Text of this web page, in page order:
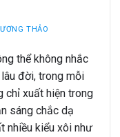
THẢO
thể không nhắc
đời, trong mỗi
chỉ xuất hiện trong
sáng chắc dạ
nhiều kiểu xôi như